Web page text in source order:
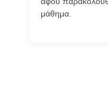
μάθημα.